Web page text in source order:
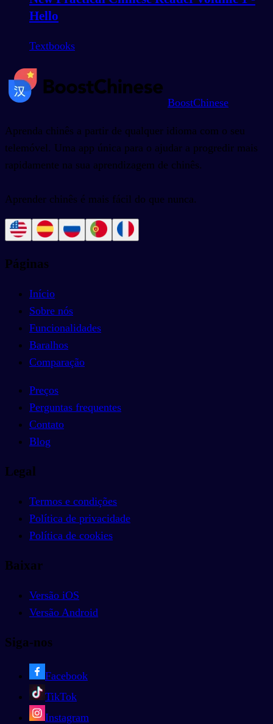
Hello
Textbooks
BoostChinese
Aprenda chinês a partir de qualquer idioma com o seu
telemóvel. Uma app única para o ajudar a progredir mais
rapidamente na sua aprendizagem de chinês.
Aprender chinês é mais fácil do que nunca.
Páginas
Início
Sobre nós
Funcionalidades
Baralhos
Comparação
Preços
Perguntas frequentes
Contato
Blog
Legal
Termos e condições
Política de privacidade
Política de cookies
Baixar
Versão iOS
Versão Android
Siga-nos
Facebook
TikTok
Instagram